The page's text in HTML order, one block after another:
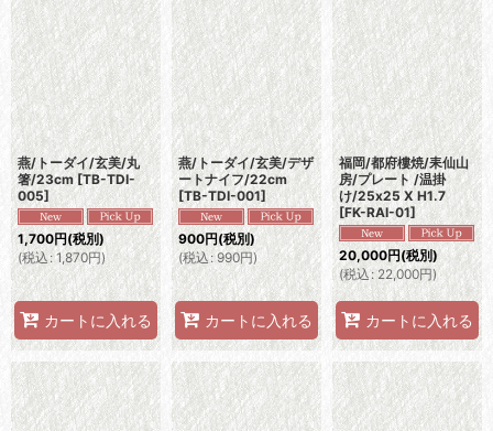
燕/トーダイ/玄美/丸
箸/23cm [TB-TDI-
005]
1,700円(税別)
(税込 : 1,870円)
カートに入れる
燕/トーダイ/玄美/デザ
ートナイフ/22cm
[TB-TDI-001]
900円(税別)
(税込: 990円)
カートに入れる
福岡/都府樓焼/耒仙山
房/プレート /温掛
け/25x25 X H1.7
[FK-RAI-01]
20,000円(税別)
(税込: 22,000円)
カートに入れる